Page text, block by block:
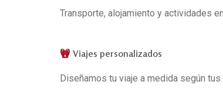
Transporte, alojamiento y actividades
Viajes personalizados
Diseñamos tu viaje a medida según